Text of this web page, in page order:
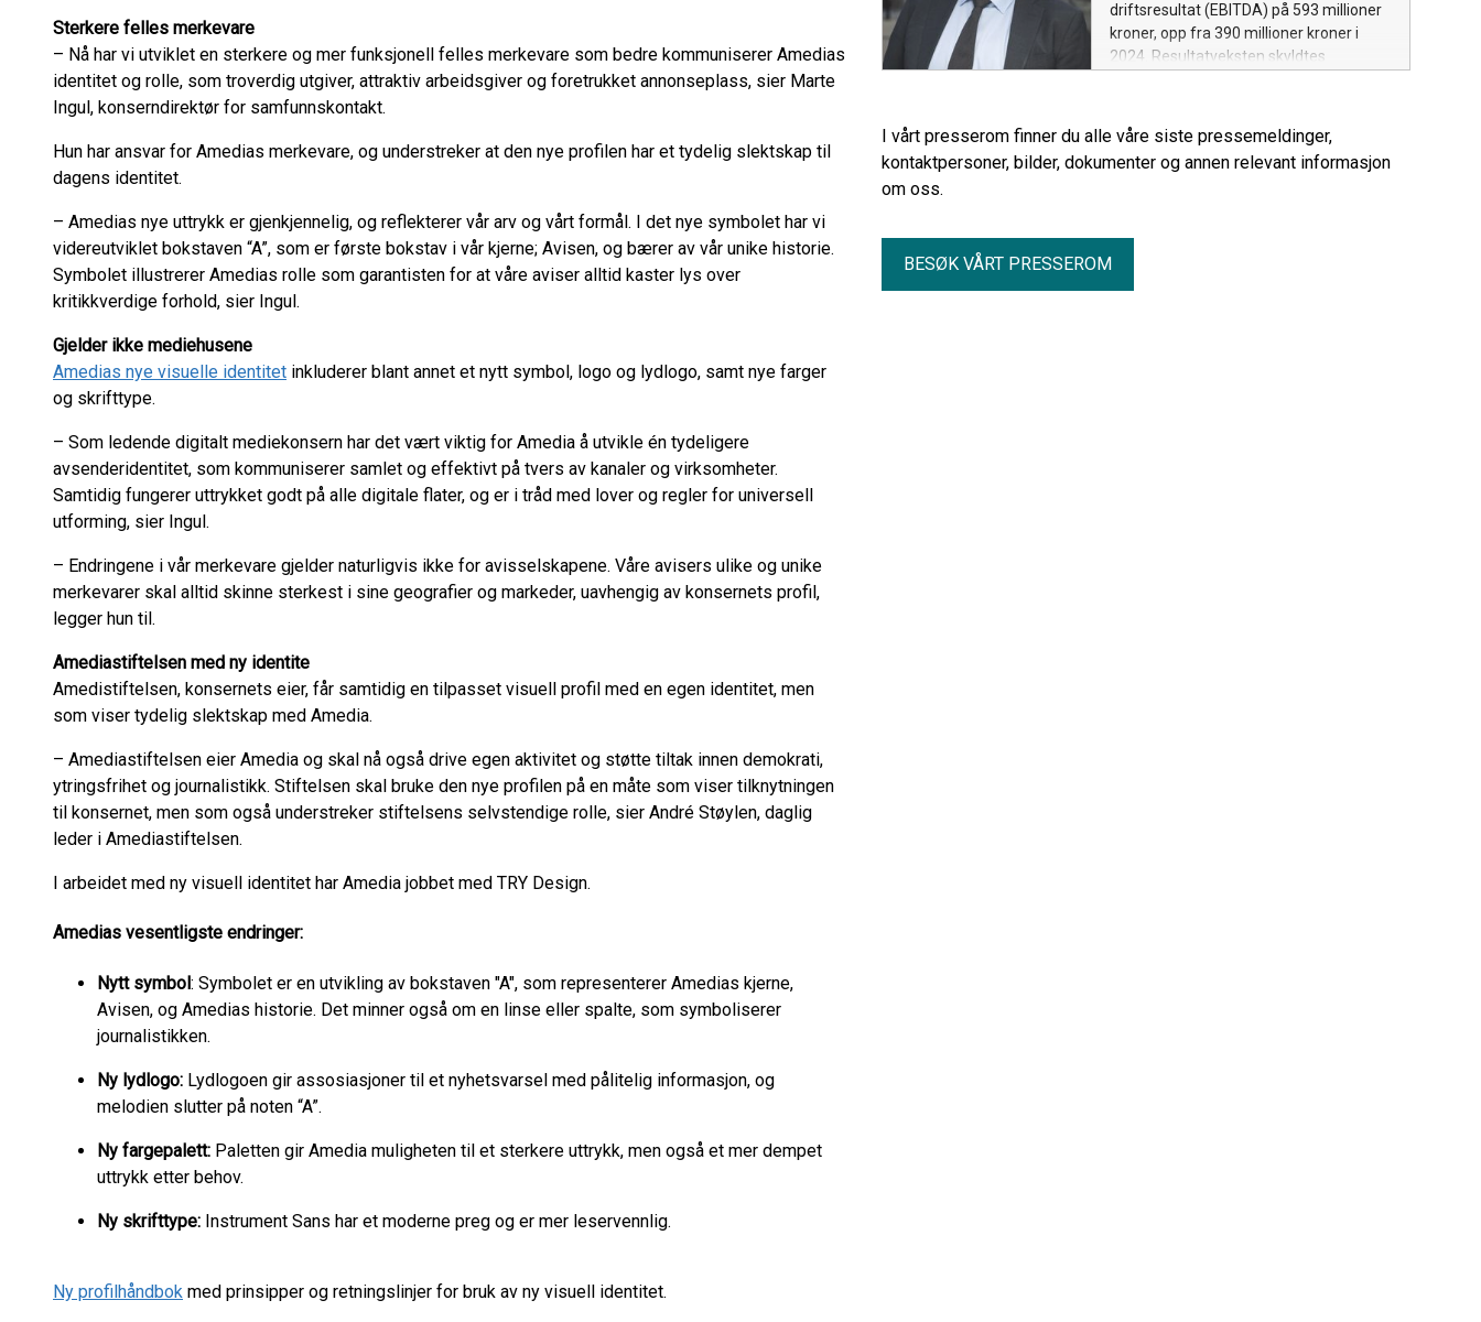
Sterkere felles merkevare
– Nå har vi utviklet en sterkere og mer funksjonell felles merkevare som bedre kommuniserer Amedias
identitet og rolle, som troverdig utgiver, attraktiv arbeidsgiver og foretrukket annonseplass, sier Marte
Ingul, konserndirektør for samfunnskontakt.
Hun har ansvar for Amedias merkevare, og understreker at den nye profilen har et tydelig slektskap til
dagens identitet.
– Amedias nye uttrykk er gjenkjennelig, og reflekterer vår arv og vårt formål. I det nye symbolet har vi
videreutviklet bokstaven “A”, som er første bokstav i vår kjerne; Avisen, og bærer av vår unike historie.
Symbolet illustrerer Amedias rolle som garantisten for at våre aviser alltid kaster lys over
kritikkverdige forhold, sier Ingul.
Gjelder ikke mediehusene
Amedias nye visuelle identitet inkluderer blant annet et nytt symbol, logo og lydlogo, samt nye farger
og skrifttype.
– Som ledende digitalt mediekonsern har det vært viktig for Amedia å utvikle én tydeligere
avsenderidentitet, som kommuniserer samlet og effektivt på tvers av kanaler og virksomheter.
Samtidig fungerer uttrykket godt på alle digitale flater, og er i tråd med lover og regler for universell
utforming, sier Ingul.
– Endringene i vår merkevare gjelder naturligvis ikke for avisselskapene. Våre avisers ulike og unike
merkevarer skal alltid skinne sterkest i sine geografier og markeder, uavhengig av konsernets profil,
legger hun til.
Amediastiftelsen med ny identite
Amedistiftelsen, konsernets eier, får samtidig en tilpasset visuell profil med en egen identitet, men
som viser tydelig slektskap med Amedia.
– Amediastiftelsen eier Amedia og skal nå også drive egen aktivitet og støtte tiltak innen demokrati,
ytringsfrihet og journalistikk. Stiftelsen skal bruke den nye profilen på en måte som viser tilknytningen
til konsernet, men som også understreker stiftelsens selvstendige rolle, sier André Støylen, daglig
leder i Amediastiftelsen.
I arbeidet med ny visuell identitet har Amedia jobbet med TRY Design.
Amedias vesentligste endringer:
Nytt symbol: Symbolet er en utvikling av bokstaven "A", som representerer Amedias kjerne,
Avisen, og Amedias historie. Det minner også om en linse eller spalte, som symboliserer
journalistikken.
Ny lydlogo: Lydlogoen gir assosiasjoner til et nyhetsvarsel med pålitelig informasjon, og
melodien slutter på noten “A”.
Ny fargepalett: Paletten gir Amedia muligheten til et sterkere uttrykk, men også et mer dempet
uttrykk etter behov.
Ny skrifttype: Instrument Sans har et moderne preg og er mer leservennlig.
Ny profilhåndbok med prinsipper og retningslinjer for bruk av ny visuell identitet.
driftsresultat (EBITDA) på 593 millioner
kroner, opp fra 390 millioner kroner i
2024. Resultatveksten skyldtes
abonnementsvekst, god digital
annonseutvikling og lavere kostnader til
papirprodukter i den norske
I vårt presserom finner du alle våre siste pressemeldinger,
kontaktpersoner, bilder, dokumenter og annen relevant informasjon
om oss.
BESØK VÅRT PRESSEROM